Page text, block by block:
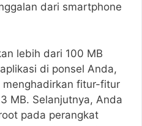
dari smartphone
lebih dari 100 MB
di ponsel Anda,
menghadirkan fitur-fitur
MB. Selanjutnya, Anda
pada perangkat